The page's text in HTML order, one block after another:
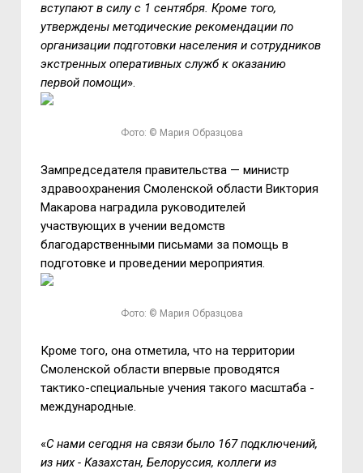
вступают в силу с 1 сентября. Кроме того,
утверждены методические рекомендации по
организации подготовки населения и сотрудников
экстренных оперативных служб к оказанию
первой помощи».
Фото: © Мария Образцова
Зампредседателя правительства — министр
здравоохранения Смоленской области Виктория
Макарова наградила руководителей
участвующих в учении ведомств
благодарственными письмами за помощь в
подготовке и проведении мероприятия.
Фото: © Мария Образцова
Кроме того, она отметила, что на территории
Смоленской области впервые проводятся
тактико-специальные учения такого масштаба -
международные.
«С нами сегодня на связи было 167 подключений,
из них - Казахстан, Белоруссия, коллеги из